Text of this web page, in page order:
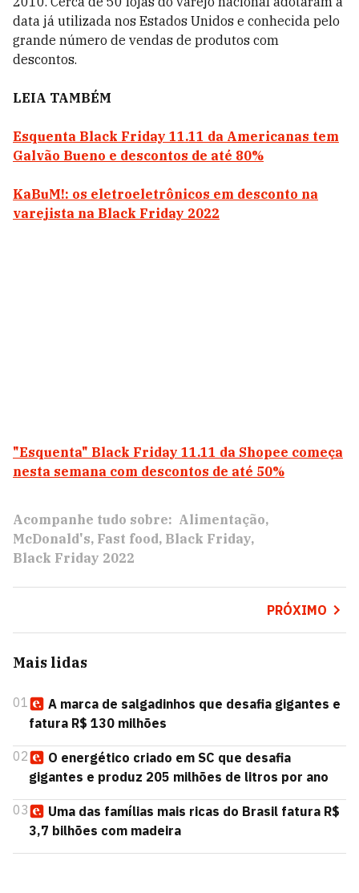
data já utilizada nos Estados Unidos e conhecida pelo
grande número de vendas de produtos com
descontos.
LEIA TAMBÉM
Esquenta Black Friday 11.11 da Americanas tem
Galvão Bueno e descontos de até 80%
KaBuM!: os eletroeletrônicos em desconto na
varejista na Black Friday 2022
"Esquenta" Black Friday 11.11 da Shopee começa
nesta semana com descontos de até 50%
Acompanhe tudo sobre: Alimentação
McDonald's Fast food Black Friday
Black Friday 2022
PRÓXIMO
Mais lidas
01
A marca de salgadinhos que desafia gigantes e
fatura R$ 130 milhões
02
O energético criado em SC que desafia
gigantes e produz 205 milhões de litros por ano
03
Uma das famílias mais ricas do Brasil fatura R$
3,7 bilhões com madeira